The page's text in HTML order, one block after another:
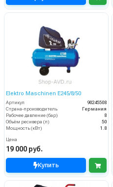
Elektro Maschinen E245/8/50
Артикул
90245508
Страна-производитель
Германия
Рабочее давление (бар)
8
Объём ресивера (л)
50
Мощность (кВт)
1.8
Цена
19 000 руб.
Купить